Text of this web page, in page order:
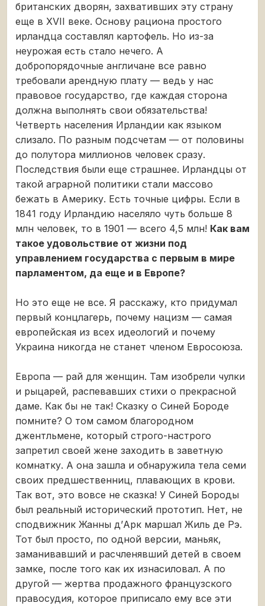
британских дворян, захвативших эту страну
еще в XVII веке. Основу рациона простого
ирландца составлял картофель. Но из-за
неурожая есть стало нечего. А
добропорядочные англичане все равно
требовали арендную плату — ведь у нас
правовое государство, где каждая сторона
должна выполнять свои обязательства!
Четверть населения Ирландии как языком
слизало. По разным подсчетам — от половины
до полутора миллионов человек сразу.
Последствия были еще страшнее. Ирландцы от
такой аграрной политики стали массово
бежать в Америку. Есть точные цифры. Если в
1841 году Ирландию населяло чуть больше 8
млн человек, то в 1901 — всего 4,5 млн! Как вам
такое удовольствие от жизни под
управлением государства с первым в мире
парламентом, да еще и в Европе?
Но это еще не все. Я расскажу, кто придумал
первый концлагерь, почему нацизм — самая
европейская из всех идеологий и почему
Украина никогда не станет членом Евросоюза.
Европа — рай для женщин. Там изобрели чулки
и рыцарей, распевавших стихи о прекрасной
даме. Как бы не так! Сказку о Синей Бороде
помните? О том самом благородном
джентльмене, который строго-настрого
запретил своей жене заходить в заветную
комнатку. А она зашла и обнаружила тела семи
своих предшественниц, плавающих в крови.
Так вот, это вовсе не сказка! У Синей Бороды
был реальный исторический прототип. Нет, не
сподвижник Жанны д’Арк маршал Жиль де Рэ.
Тот был просто, по одной версии, маньяк,
заманивавший и расчленявший детей в своем
замке, после того как их изнасиловал. А по
другой — жертва продажного французского
правосудия, которое приписало ему все эти